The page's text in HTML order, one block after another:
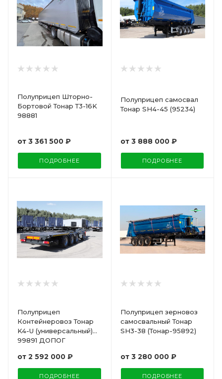
Полуприцеп Шторно-
Бортовой Тонар Т3-16K
98881
от 3 361 500 ₽
ПОДРОБНЕЕ
Полуприцеп самосвал
Тонар SH4-45 (95234)
от 3 888 000 ₽
ПОДРОБНЕЕ
Полуприцеп
Контейнеровоз Тонар
K4-U (универсальный)
99891 ДОПОГ
от 2 592 000 ₽
ПОДРОБНЕЕ
Полуприцеп зерновоз
самосвальный Тонар
SH3-38 (Тонар-95892)
от 3 280 000 ₽
ПОДРОБНЕЕ